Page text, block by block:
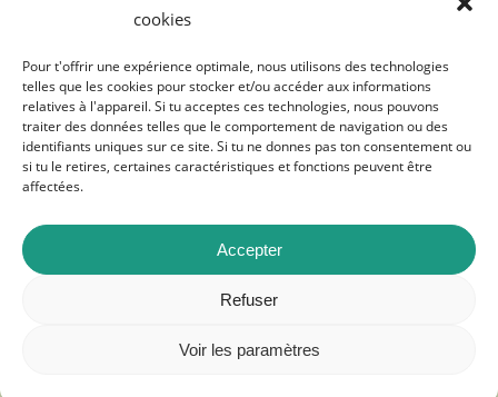
cookies
Pour t'offrir une expérience optimale, nous utilisons des technologies
telles que les cookies pour stocker et/ou accéder aux informations
relatives à l'appareil. Si tu acceptes ces technologies, nous pouvons
traiter des données telles que le comportement de navigation ou des
identifiants uniques sur ce site. Si tu ne donnes pas ton consentement ou
si tu le retires, certaines caractéristiques et fonctions peuvent être
affectées.
Accepter
Refuser
Voir les paramètres
T: +352 661 497 947
E: info@biogasvereenegung.lu
Biogasvereenegung A.s.b.l.
Datenschutz